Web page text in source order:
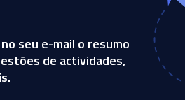
seu e-mail o resumo
de actividades,